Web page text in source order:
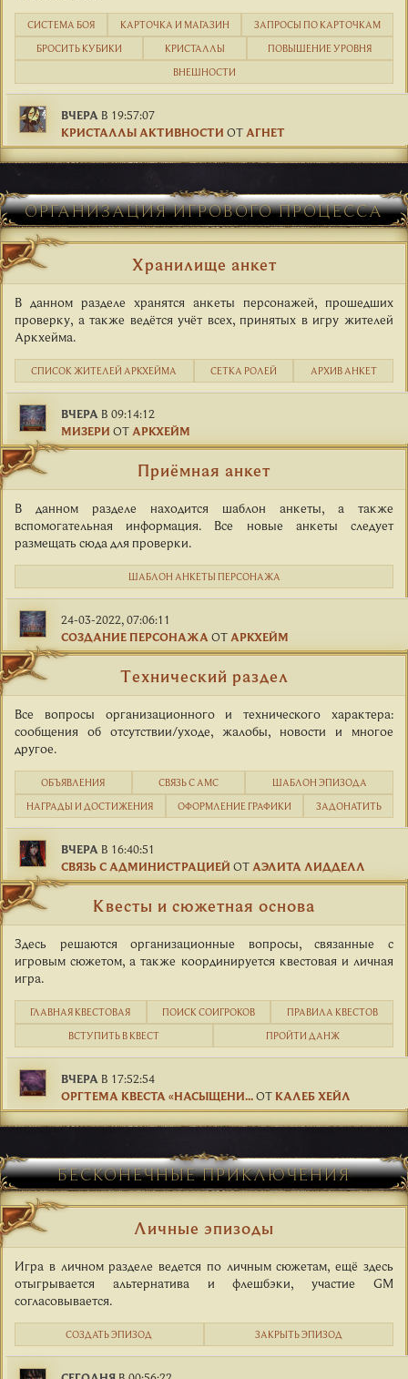
СИСТЕМА БОЯ КАРТОЧКА И МАГАЗИН
ЗАПРОСЫ ПО КАРТОЧКАМ
БРОСИТЬ КУБИКИ
КРИСТАЛЛЫ
ПОВЫШЕНИЕ УРОВНЯ
ВНЕШНОСТИ
ВЧЕРА В 19:57:07
КРИСТАЛЛЫ АКТИВНОСТИ ОТ АГНЕТ
ОРГАНИЗАЦИЯ ИГРОВОГО ПРОЦЕССА
Хранилище анкет
В данном разделе хранятся анкеты персонажей, прошедших
проверку, а также ведётся учёт всех, принятых в игру жителей
Аркхейма.
СПИСОК ЖИТЕЛЕЙ АРКХЕЙМА СЕТКА РОЛЕЙ АРХИВ АНКЕТ
ВЧЕРА В 09:14:12
МИЗЕРИ ОТ АРКХЕЙМ
Приёмная анкет
В данном разделе находится шаблон анкеты, а также
вспомогательная информация. Все новые анкеты следует
размещать сюда для проверки.
ШАБЛОН АНКЕТЫ ПЕРСОНАЖА
24-03-2022, 07:06:11
СОЗДАНИЕ ПЕРСОНАЖА ОТ АРКХЕЙМ
Технический раздел
Все вопросы организационного и технического характера:
сообщения об отсутствии/уходе, жалобы, новости и многое
другое.
ОБЪЯВЛЕНИЯ СВЯЗЬ С АМС
ШАБЛОН ЭПИЗОДА
НАГРАДЫ И ДОСТИЖЕНИЯ
ОФОРМЛЕНИЕ ГРАФИКИ ЗАДОНАТИТЬ
ВЧЕРА В 16:40:51
СВЯЗЬ С АДМИНИСТРАЦИЕЙ ОТ АЭЛИТА ЛИДДЕЛЛ
Квесты и сюжетная основа
Здесь решаются организационные вопросы, связанные с
игровым сюжетом, а также координируется квестовая и личная
игра.
ГЛАВНАЯ КВЕСТОВАЯ ПОИСК СОИГРОКОВ
ПРАВИЛА КВЕСТОВ
ВСТУПИТЬ В КВЕСТ
ПРОЙТИ ДАНЖ
ВЧЕРА В 17:52:54
ОРГТЕМА КВЕСТА «НАСЫЩЕНИ...ОТКАЛЕБ ХЕЙЛ
БЕСКОНЕЧНЫЕ ПРИКЛЮЧЕНИЯ
Личные эпизоды
Игра в личном разделе ведется по личным сюжетам, ещё здесь
отыгрывается альтернатива и флешбэки, участие GM
согласовывается.
СОЗДАТЬ ЭПИЗОД ЗАКРЫТЬ ЭПИЗОД